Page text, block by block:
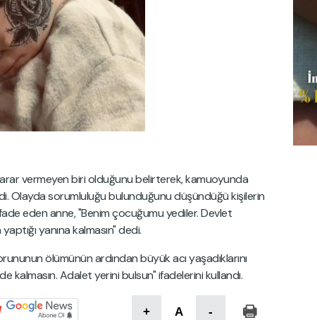
vermeyen biri olduğunu belirterek, kamuoyunda
Olayda sorumluluğu bulunduğunu düşündüğü kişilerin
eden anne, "Benim çocuğumu yediler. Devlet
yanına kalmasın" dedi.
ölümünün ardından büyük acı yaşadıklarını
kalmasın. Adalet yerini bulsun" ifadelerini kullandı.
+ A -